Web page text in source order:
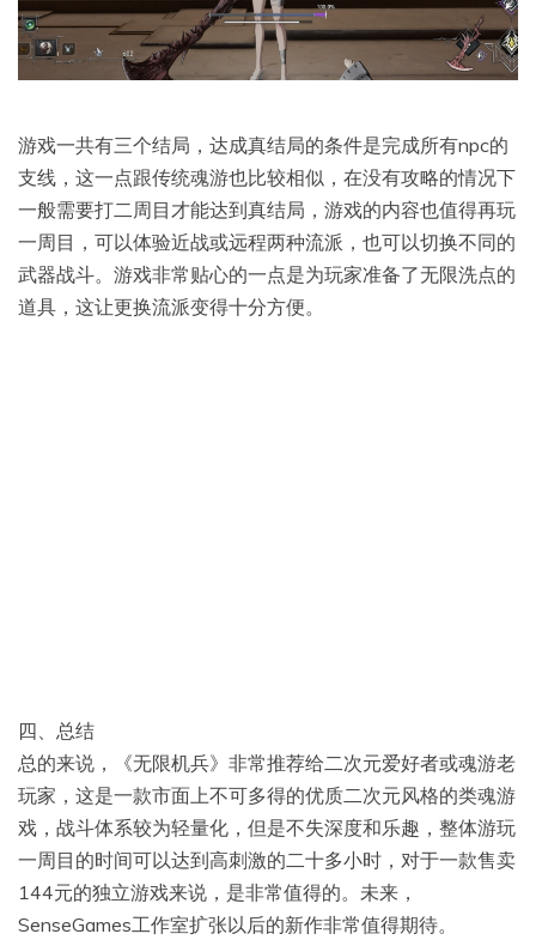
游戏一共有三个结局，达成真结局的条件是完成所有npc的
支线，这一点跟传统魂游也比较相似，在没有攻略的情况下
一般需要打二周目才能达到真结局，游戏的内容也值得再玩
一周目，可以体验近战或远程两种流派，也可以切换不同的
武器战斗。游戏非常贴心的一点是为玩家准备了无限洗点的
道具，这让更换流派变得十分方便。
四、总结
总的来说，《无限机兵》非常推荐给二次元爱好者或魂游老
玩家，这是一款市面上不可多得的优质二次元风格的类魂游
戏，战斗体系较为轻量化，但是不失深度和乐趣，整体游玩
一周目的时间可以达到高刺激的二十多小时，对于一款售卖
144元的独立游戏来说，是非常值得的。未来，
SenseGames工作室扩张以后的新作非常值得期待。